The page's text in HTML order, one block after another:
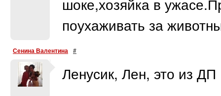
шоке,хозяйка в
поухаживать за
Сенина Валентина #
Ленусик, Лен, это из ДП